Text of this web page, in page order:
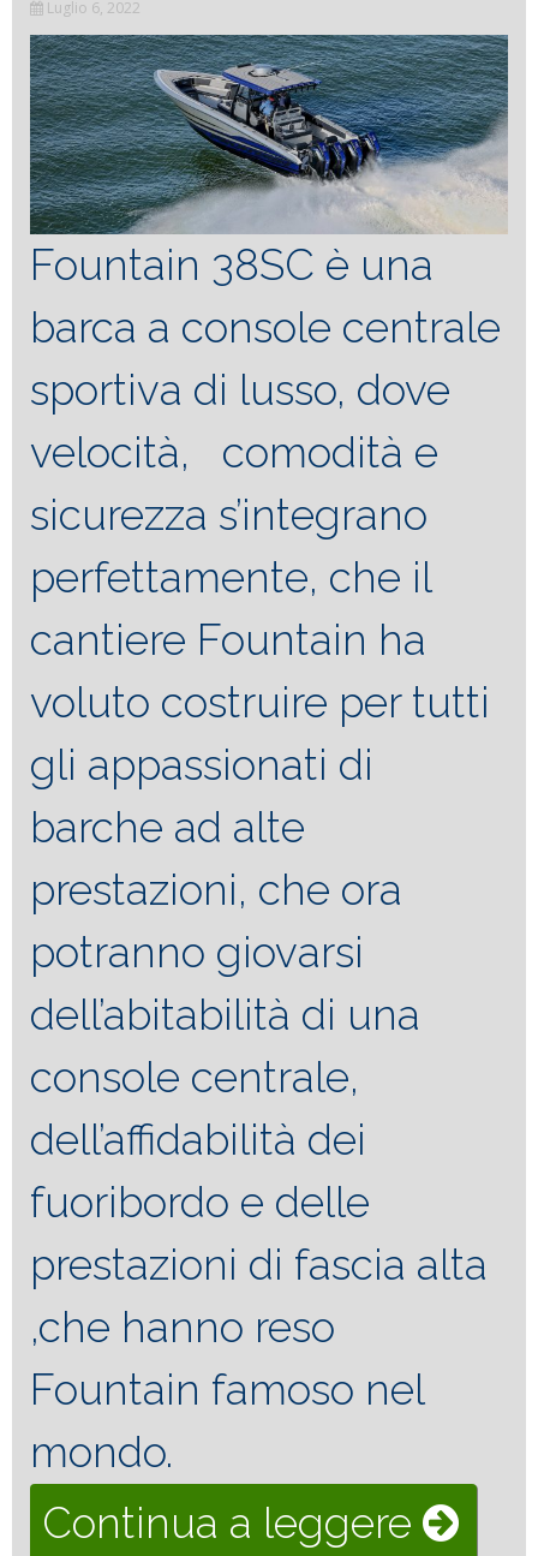
Luglio 6, 2022
Fountain 38SC è una
barca a console centrale
sportiva di lusso, dove
velocità, comodità e
sicurezza s’integrano
perfettamente, che il
cantiere Fountain ha
voluto costruire per tutti
gli appassionati di
barche ad alte
prestazioni, che ora
potranno giovarsi
dell’abitabilità di una
console centrale,
dell’affidabilità dei
fuoribordo e delle
prestazioni di fascia alta
,che hanno reso
Fountain famoso nel
mondo.
Continua a leggere